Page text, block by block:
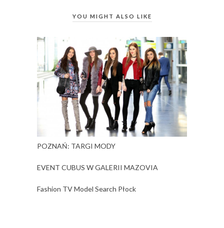
YOU MIGHT ALSO LIKE
POZNAŃ: TARGI MODY
EVENT CUBUS W GALERII MAZOVIA
Fashion TV Model Search Płock